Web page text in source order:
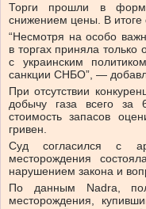
Торги прошли в
снижением цены. В итоге
“Несмотря на особо
в торгах приняла
с украинским
санкции СНБО”, —
При отсутствии
добычу газа всего
стоимость запасов
гривен.
Суд согласился с
месторождения
нарушением закона и
По
данным
Nadra,
месторождения,